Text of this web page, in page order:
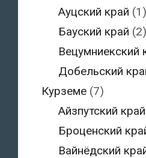
Ауцский край (1)
Бауский край (2)
Вецумниекский
Добельский
Курземе(7)
Айзпутский край
Броценский
Вайнёдский